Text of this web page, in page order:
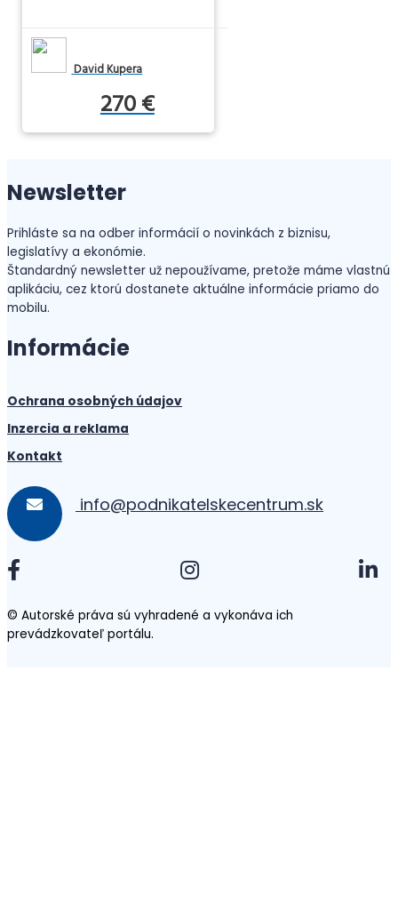
David Kupera
270 €
Newsletter
Prihláste sa na odber informácií o novinkách z biznisu,
legislatívy a ekonómie.
Štandardný newsletter už nepoužívame, pretože máme vlastnú
aplikáciu, cez ktorú dostanete aktuálne informácie priamo do
mobilu.
Informácie
Ochrana osobných údajov
Inzercia a reklama
Kontakt
info@podnikatelskecentrum.sk
© Autorské práva sú vyhradené a vykonáva ich
prevádzkovateľ portálu.